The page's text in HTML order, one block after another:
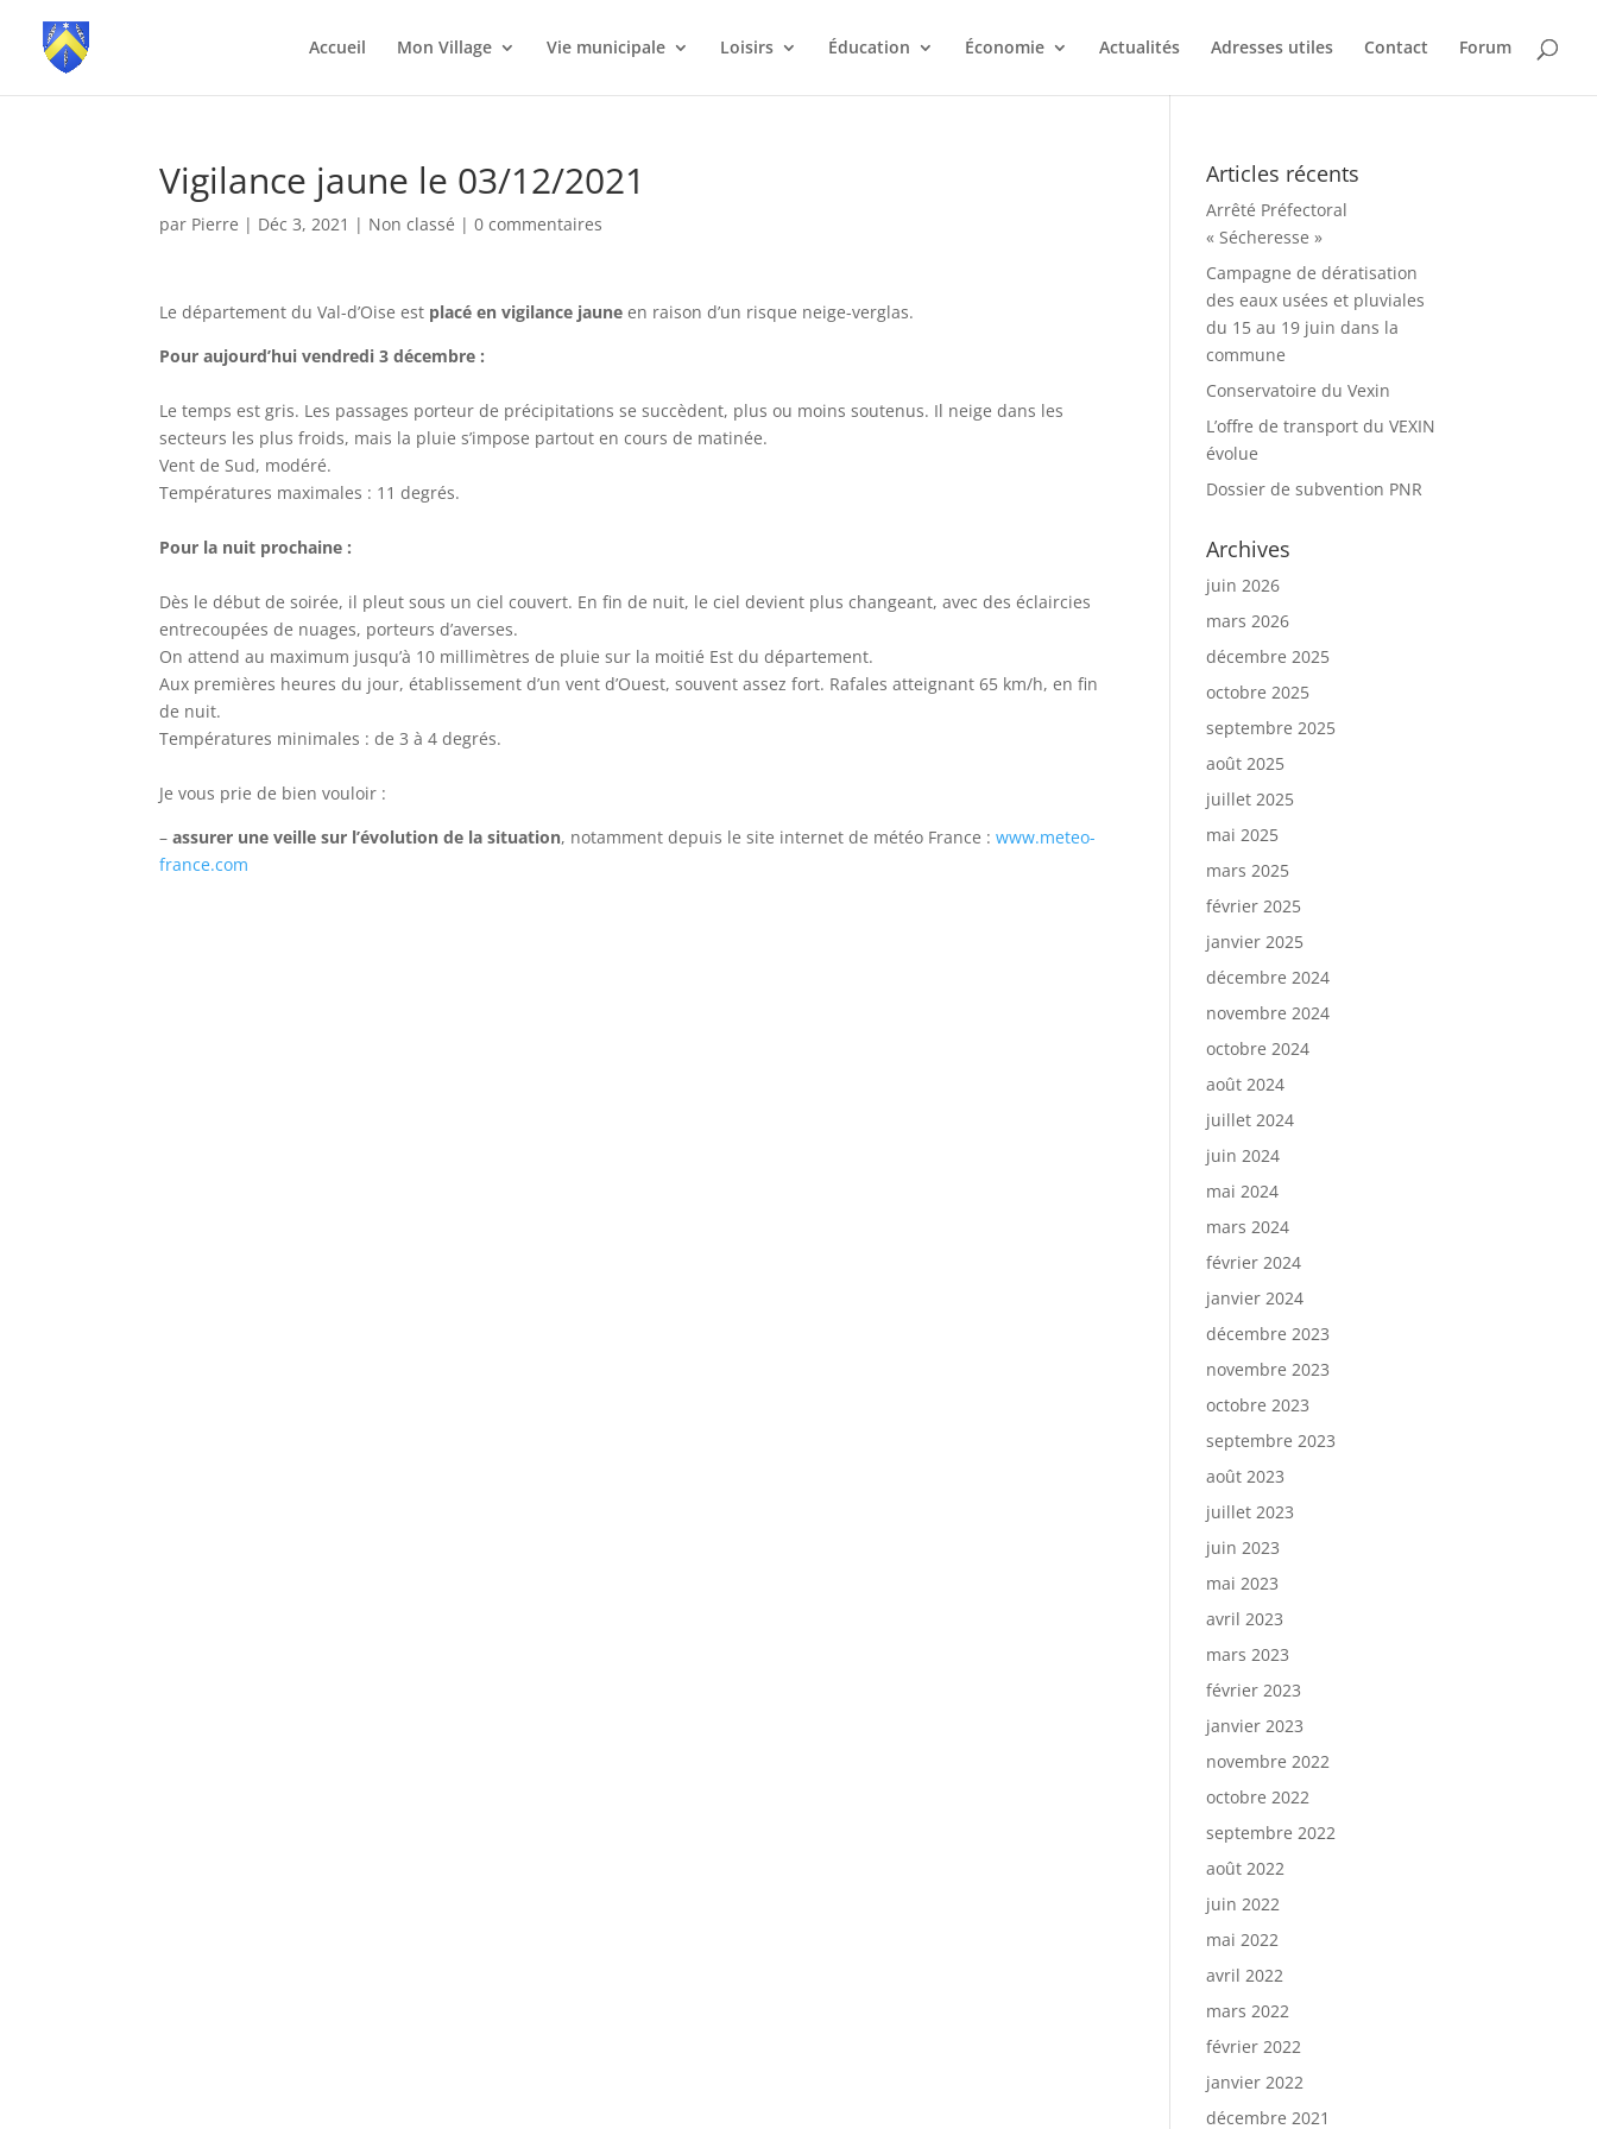
Accueil Mon Village Vie municipale Loisirs Éducation Économie Actualités Adresses utiles Contact Forum
Vigilance jaune le 03/12/2021
par Pierre | Déc 3, 2021 | Non classé |0 commentaires
Le département du Val-d’Oise est placé en vigilance jauneen raison d’un risque neige-verglas.
Pour aujourd’hui vendredi 3 décembre :
Le temps est gris. Les passages porteur de précipitations se succèdent, plus ou moins soutenus. Il neige dans les
secteurs les plus froids, mais la pluie s’impose partout en cours de matinée.
Vent de Sud, modéré.
Températures maximales : 11 degrés.
Pour la nuit prochaine :
Dès le début de soirée, il pleut sous un ciel couvert. En fin de nuit, le ciel devient plus changeant, avec des éclaircies
entrecoupées de nuages, porteurs d’averses.
On attend au maximum jusqu’à 10 millimètres de pluie sur la moitié Est du département.
Aux premières heures du jour, établissement d’un vent d’Ouest, souvent assez fort. Rafales atteignant 65 km/h, en fin
de nuit.
Températures minimales : de 3 à 4 degrés.
Je vous prie de bien vouloir :
–assurer une veille sur l’évolution de la situation, notamment depuis le site internet de météo France :www.meteo-
france.com
Articles récents
Arrêté Préfectoral
« Sécheresse »
Campagne de dératisation
des eaux usées et pluviales
du 15 au 19 juin dans la
commune
Conservatoire du Vexin
L’offre de transport du VEXIN
évolue
Dossier de subvention PNR
Archives
juin 2026
mars 2026
décembre 2025
octobre 2025
septembre 2025
août 2025
juillet 2025
mai 2025
mars 2025
février 2025
janvier 2025
décembre 2024
novembre 2024
octobre 2024
août 2024
juillet 2024
juin 2024
mai 2024
mars 2024
février 2024
janvier 2024
décembre 2023
novembre 2023
octobre 2023
septembre 2023
août 2023
juillet 2023
juin 2023
mai 2023
avril 2023
mars 2023
février 2023
janvier 2023
novembre 2022
octobre 2022
septembre 2022
août 2022
juin 2022
mai 2022
avril 2022
mars 2022
février 2022
janvier 2022
décembre 2021